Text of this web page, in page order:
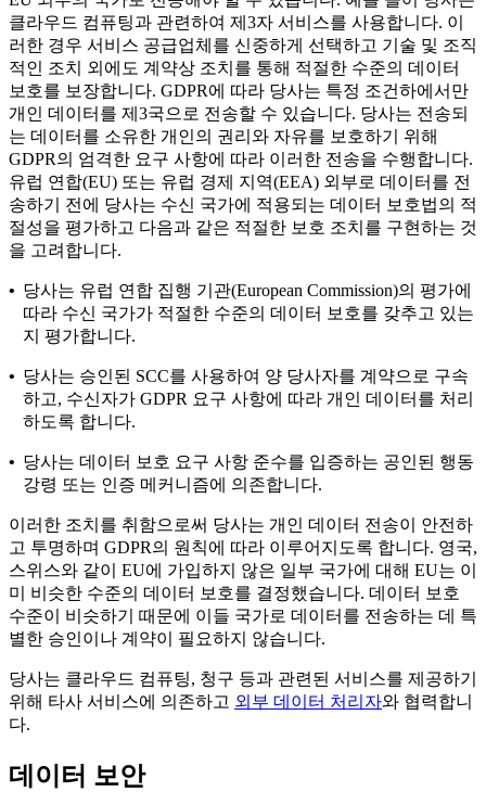
클라우드 컴퓨팅과 관련하여 제3자 서비스를 사용합니다. 이
러한 경우 서비스 공급업체를 신중하게 선택하고 기술 및 조직
적인 조치 외에도 계약상 조치를 통해 적절한 수준의 데이터
보호를 보장합니다. GDPR에 따라 당사는 특정 조건하에서만
개인 데이터를 제3국으로 전송할 수 있습니다. 당사는 전송되
는 데이터를 소유한 개인의 권리와 자유를 보호하기 위해
GDPR의 엄격한 요구 사항에 따라 이러한 전송을 수행합니다.
유럽 연합(EU) 또는 유럽 경제 지역(EEA) 외부로 데이터를 전
송하기 전에 당사는 수신 국가에 적용되는 데이터 보호법의 적
절성을 평가하고 다음과 같은 적절한 보호 조치를 구현하는 것
을 고려합니다.
• 당사는 유럽 연합 집행 기관(European Commission)의 평가에
따라 수신 국가가 적절한 수준의 데이터 보호를 갖추고 있는
지 평가합니다.
• 당사는 승인된 SCC를 사용하여 양 당사자를 계약으로 구속
하고, 수신자가 GDPR 요구 사항에 따라 개인 데이터를 처리
하도록 합니다.
• 당사는 데이터 보호 요구 사항 준수를 입증하는 공인된 행동
강령 또는 인증 메커니즘에 의존합니다.
이러한 조치를 취함으로써 당사는 개인 데이터 전송이 안전하
고 투명하며 GDPR의 원칙에 따라 이루어지도록 합니다. 영국,
스위스와 같이 EU에 가입하지 않은 일부 국가에 대해 EU는 이
미 비슷한 수준의 데이터 보호를 결정했습니다. 데이터 보호
수준이 비슷하기 때문에 이들 국가로 데이터를 전송하는 데 특
별한 승인이나 계약이 필요하지 않습니다.
당사는 클라우드 컴퓨팅, 청구 등과 관련된 서비스를 제공하기
위해 타사 서비스에 의존하고 외부 데이터 처리자와 협력합니
다.
데이터 보안